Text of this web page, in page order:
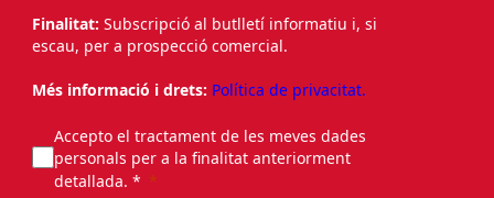
Finalitat: Subscripció al butlletí informatiu i, si
escau, per a prospecció comercial.
Més informació i drets: Política de privacitat.
Accepto el tractament de les meves dades
personals per a la finalitat anteriorment
detallada. *